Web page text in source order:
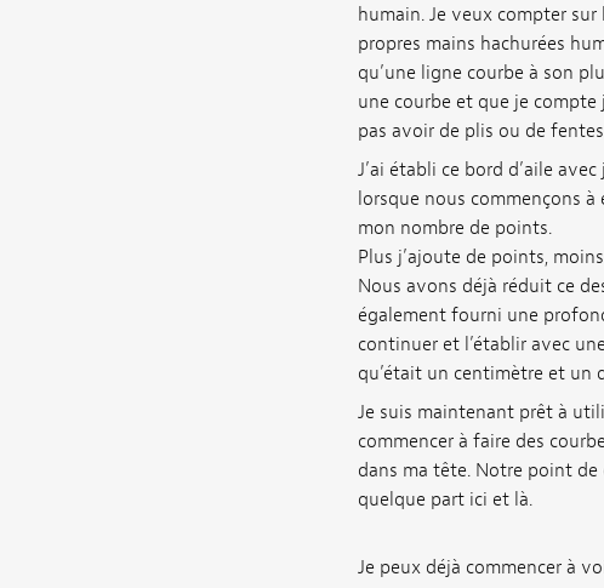
humain. Je veux compter
propres mains hachurées
qu’une ligne courbe à son
une courbe et que je
pas avoir de plis ou de
J’ai établi ce bord d’aile
lorsque nous commençons
mon nombre de points.
Plus j’ajoute de points,
Nous avons déjà réduit ce
également fourni une
continuer et l’établir avec
qu’était un centimètre et un
Je suis maintenant prêt à
commencer à faire des
dans ma tête. Notre point
quelque part ici et là.
Je peux déjà commencer à